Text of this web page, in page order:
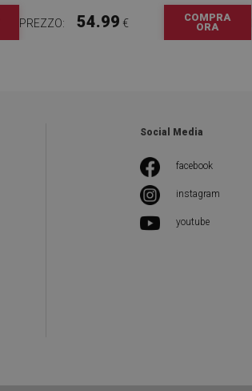
PREZZO: 54.99 €
COMPRA
ORA
Social Media
facebook
instagram
youtube